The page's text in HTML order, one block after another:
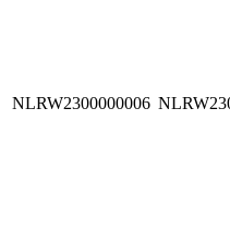
NLRW2300000006